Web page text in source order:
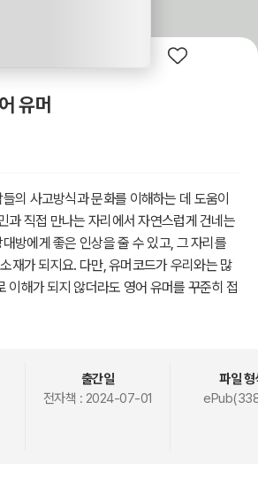
유머
의 사고방식과 문화를 이해하는 데 도움이
과 직접 만나는 자리에서 자연스럽게 건네는
방에게 좋은 인상을 줄 수 있고, 그 자리를
재가 되지요. 다만, 유머코드가 우리와는 많
이해가 되지 않더라도 영어 유머를 꾸준히 접
(2024.7 현재)출간일
전자책 : 2024-07-01
파일 형